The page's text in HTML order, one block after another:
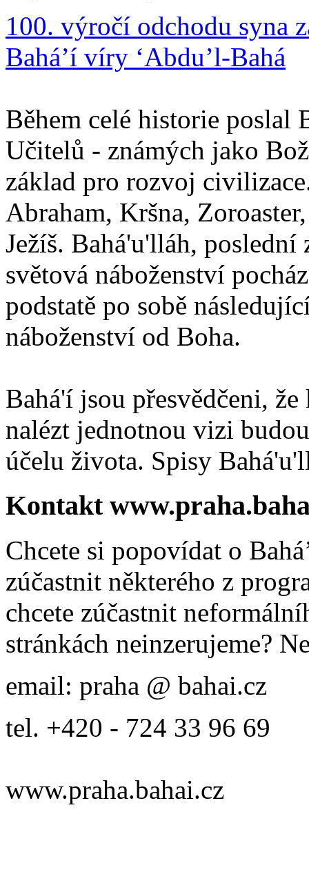
100. výročí odchodu syna
Bahá’í víry ‘Abdu’l-Bahá
Během celé historie poslal
Učitelů - známých jako
základ pro rozvoj
Abraham, Kršna,
Ježíš. Bahá'u'lláh,
světová náboženství
podstatě po sobě
náboženství od Boha.
Bahá'í jsou přesvědčeni,
nalézt jednotnou vizi
účelu života. Spisy
Kontakt
Chcete si popovídat o
zúčastnit některého z
chcete zúčastnit
stránkách neinzerujeme?
email: praha @ bahai.cz
tel. +420 - 724 33 96 69
www.praha.bahai.cz